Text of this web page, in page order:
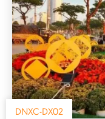
DNXC-DX02